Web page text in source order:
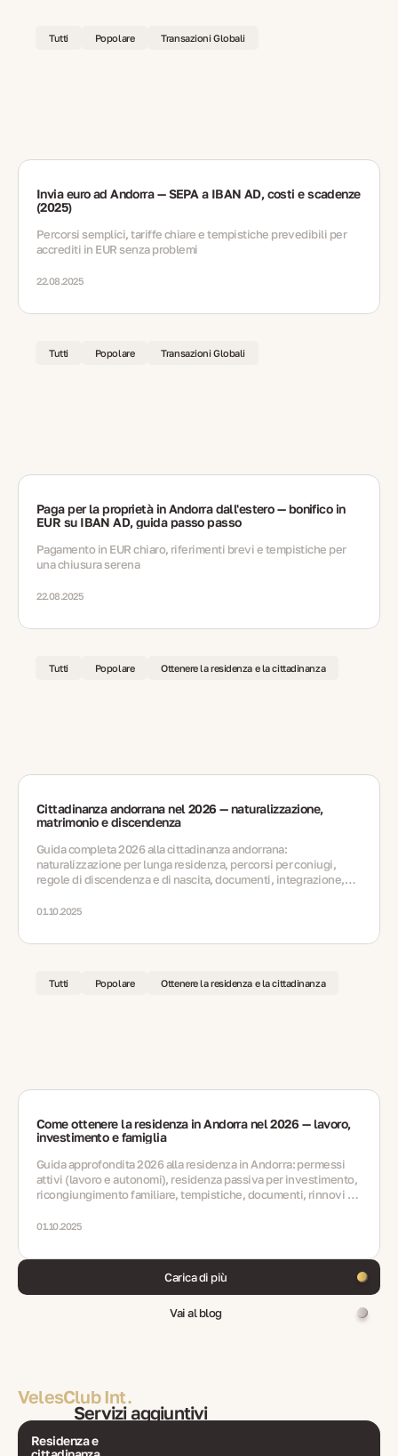
Tutti Popolare Transazioni Globali
Invia euro ad Andorra — SEPA a IBAN AD, costi e scadenze
(2025)
Percorsi semplici, tariffe chiare e tempistiche prevedibili per
accrediti in EUR senza problemi
22.08.2025
Tutti Popolare Transazioni Globali
Paga per la proprietà in Andorra dall'estero — bonifico in
EUR su IBAN AD, guida passo passo
Pagamento in EUR chiaro, riferimenti brevi e tempistiche per
una chiusura serena
22.08.2025
Tutti Popolare Ottenere la residenza e la cittadinanza
Cittadinanza andorrana nel 2026 — naturalizzazione,
matrimonio e discendenza
Guida completa 2026 alla cittadinanza andorrana:
naturalizzazione per lunga residenza, percorsi per coniugi,
regole di discendenza e di nascita, documenti, integrazione,
01.10.2025
Tutti Popolare Ottenere la residenza e la cittadinanza
Come ottenere la residenza in Andorra nel 2026 — lavoro,
investimento e famiglia
Guida approfondita 2026 alla residenza in Andorra: permessi
attivi (lavoro e autonomi), residenza passiva per investimento,
ricongiungimento familiare, tempistiche, documenti, rinnovi e
01.10.2025
Carica di più
Vai al blog
VelesClub Int.
Servizi aggiuntivi
Residenza e